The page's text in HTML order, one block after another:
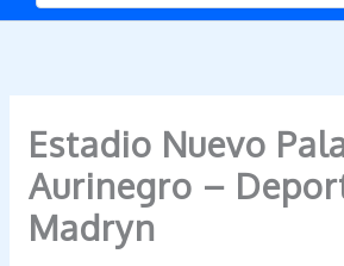
Estadio Nuevo
Aurinegro –
Madryn